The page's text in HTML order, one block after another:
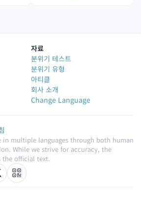
자료
분위기 테스트
분위기 유형
아티클
회사 소개
Change Language
in multiple languages through both human
While we strive for accuracy, the
the official text.